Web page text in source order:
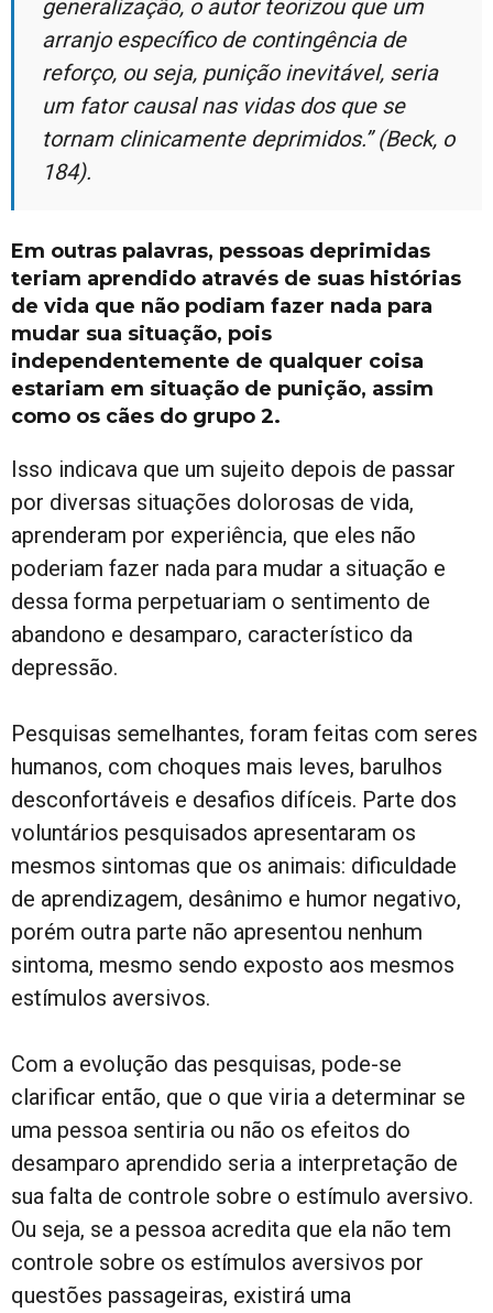
generalização, o autor teorizou que um
arranjo específico de contingência de
reforço, ou seja, punição inevitável, seria
um fator causal nas vidas dos que se
tornam clinicamente deprimidos.” (Beck, o
184).
Em outras palavras, pessoas deprimidas
teriam aprendido através de suas histórias
de vida que não podiam fazer nada para
mudar sua situação, pois
independentemente de qualquer coisa
estariam em situação de punição, assim
como os cães do grupo 2.
Isso indicava que um sujeito depois de passar
por diversas situações dolorosas de vida,
aprenderam por experiência, que eles não
poderiam fazer nada para mudar a situação e
dessa forma perpetuariam o sentimento de
abandono e desamparo, característico da
depressão.
Pesquisas semelhantes, foram feitas com seres
humanos, com choques mais leves, barulhos
desconfortáveis e desafios difíceis. Parte dos
voluntários pesquisados apresentaram os
mesmos sintomas que os animais: dificuldade
de aprendizagem, desânimo e humor negativo,
porém outra parte não apresentou nenhum
sintoma, mesmo sendo exposto aos mesmos
estímulos aversivos.
Com a evolução das pesquisas, pode-se
clarificar então, que o que viria a determinar se
uma pessoa sentiria ou não os efeitos do
desamparo aprendido seria a interpretação de
sua falta de controle sobre o estímulo aversivo.
Ou seja, se a pessoa acredita que ela não tem
controle sobre os estímulos aversivos por
questões passageiras, existirá uma